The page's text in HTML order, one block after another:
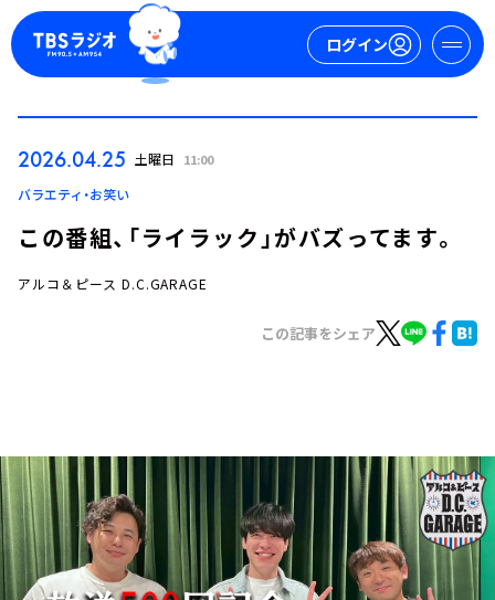
ログイン
ログイン
トピックス
TBS Podcast
お知らせ
イベント・グッズ
YouTube
会社情報
2026.04.25 土曜日 11:00
バラエティ・お笑い
この番組、「ライラック」がバズってます。
アルコ＆ピース D.C.GARAGE
この記事をシェア